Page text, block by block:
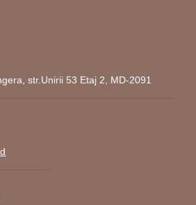
sărbătorilor de iarnă,
colț al casei într-un loc plin de
str.Unirii 53 Etaj 2, MD-2091